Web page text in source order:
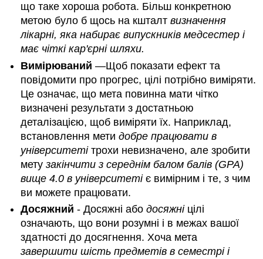
що таке хороша робота. Більш конкретною
метою було б щось на кшталтвизначення
лікарні, яка набирає випускників медсестер і
має чіткі кар'єрні шляхи.
Вимірюваний —Щоб показати ефект та
повідомити про прогрес, цілі потрібно виміряти.
Це означає, що мета повинна мати чітко
визначені результати з достатньою
деталізацією, щоб виміряти їх. Наприклад,
встановлення метидобре працювати в
університетітрохи невизначено, але зробити
метузакінчити з середнім балом балів (GPA)
вище 4.0 в університетіє вимірним і те, з чим
ви можете працювати.
Досяжний - Досяжні абодосяжніцілі
означають, що вони розумні і в межах вашої
здатності до досягнення. Хоча мета
завершити шість предметів в семестрі і